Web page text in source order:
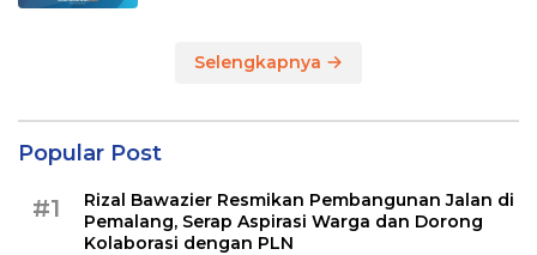
Selengkapnya
Popular Post
#1
Rizal Bawazier Resmikan Pembangunan Jalan di
Pemalang, Serap Aspirasi Warga dan Dorong
Kolaborasi dengan PLN